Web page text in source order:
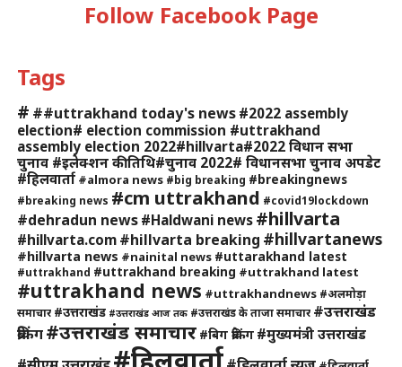
Follow Facebook Page
Tags
# ##uttrakhand today's news #2022 assembly
election# election commission #uttrakhand
assembly election 2022#hillvarta#2022 विधान सभा
चुनाव #इलेक्शन की तिथि#चुनाव 2022# विधानसभा चुनाव अपडेट
#हिलवार्ता #almora news #big breaking #breakingnews
#breaking news #cm uttrakhand #covid19lockdown
#dehradun news #Haldwani news #hillvarta
#hillvarta.com #hillvarta breaking #hillvartanews
#hillvarta news #nainital news #uttarakhand latest
#uttrakhand #uttrakhand breaking #uttrakhand latest
#uttrakhand news #uttrakhandnews #अलमोड़ा
समाचार #उत्तराखंड #उत्तराखंड आज तक #उत्तराखंड के ताजा समाचार #उत्तराखंड
ब्रेकिंग#उत्तराखंड समाचार #बिग ब्रेकिंग #मुख्यमंत्री उत्तराखंड